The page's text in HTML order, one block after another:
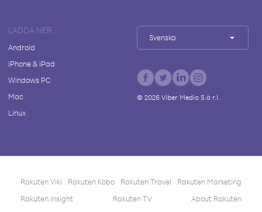
LADDA NER
Android
iPhone & iPad
Windows PC
Mac
Linux
Svenska
© 2026Viber Media S.à r.l.
Rakuten Viki Rakuten Kobo Rakuten Travel
Rakuten Marketing
Rakuten Insight
Rakuten TV About Rakuten